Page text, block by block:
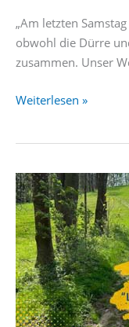
„Am letzten
obwohl die Dürre
zusammen. Unser
Rückblick
Weiterlesen »